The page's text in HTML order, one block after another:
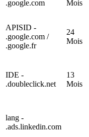
.google.com
Mois
APISID -
.google.com /
.google.fr
24
Mois
IDE -
.doubleclick.net
13
Mois
lang -
.ads.linkedin.com